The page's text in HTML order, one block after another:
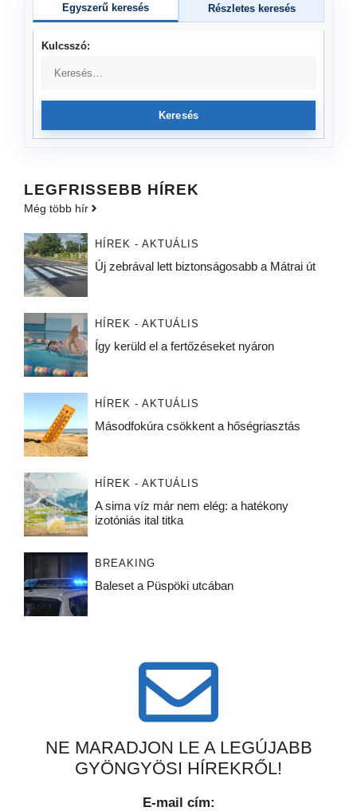
Egyszerű keresés Részletes keresés
Kulcsszó:
Keresés
LEGFRISSEBB HÍREK
Még több hír
HÍREK - AKTUÁLIS
Új zebrával lett biztonságosabb a Mátrai út
HÍREK - AKTUÁLIS
Így kerüld el a fertőzéseket nyáron
HÍREK - AKTUÁLIS
Másodfokúra csökkent a hőségriasztás
HÍREK - AKTUÁLIS
A sima víz már nem elég: a hatékony
izotóniás ital titka
BREAKING
Baleset a Püspöki utcában
NE MARADJON LE A LEGÚJABB
GYÖNGYÖSI HÍREKRŐL!
E-mail cím: